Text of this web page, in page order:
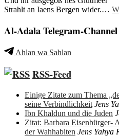
Strahlt an Iaens Bergen wider.…
Al-Adala Telegram-Channel
Ahlan wa Sahlan
RSS-Feed
Einige Zitate zum Thema
seine Verbindlichkeit Jens
Ibn Khaldun und die Juden
Zitat: Barbara Eisenbürger-
der Wahhabiten Jens Yahya